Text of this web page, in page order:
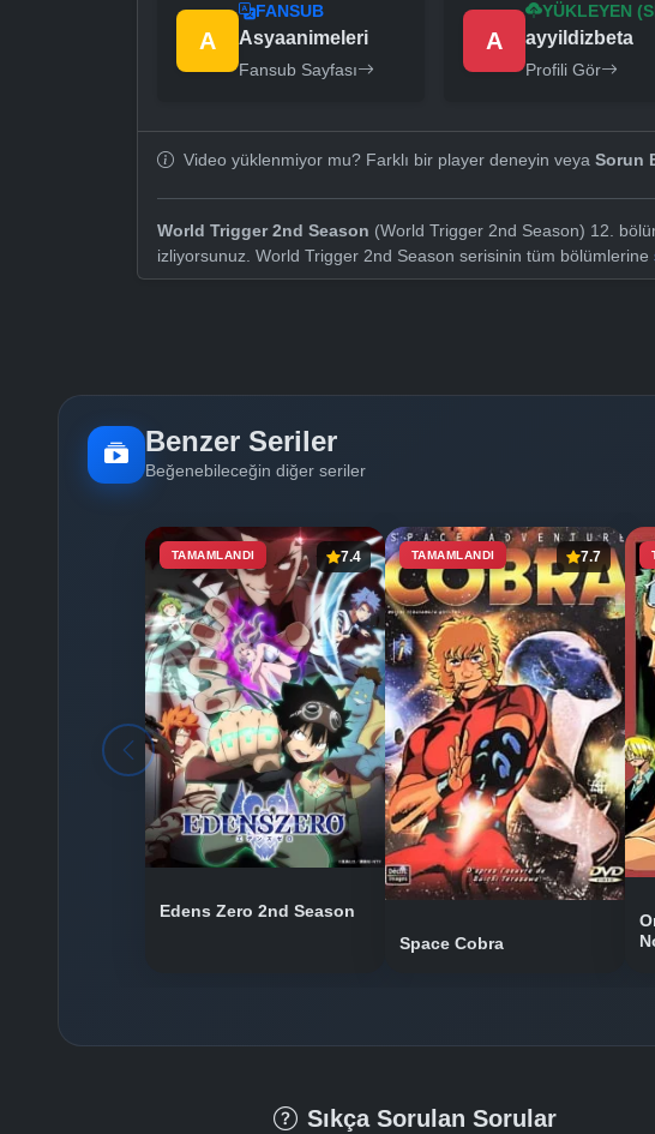
A
FANSUB
Asyaanimeleri
Fansub Sayfası
A
YÜKLEYEN
ayyildizbeta
Profili Gör
Video yüklenmiyor mu? Farklı bir player deneyin veya Sorun
World Trigger 2nd Season (World Trigger 2nd Season) 12.
izliyorsunuz. World Trigger 2nd Season serisinin tüm bölümlerine
Benzer Seriler
Beğenebileceğin diğer seriler
TAMAMLANDI 7.4
Edens Zero 2nd Season
TAMAMLANDI 7.7
Space Cobra
Sıkça Sorulan Sorular